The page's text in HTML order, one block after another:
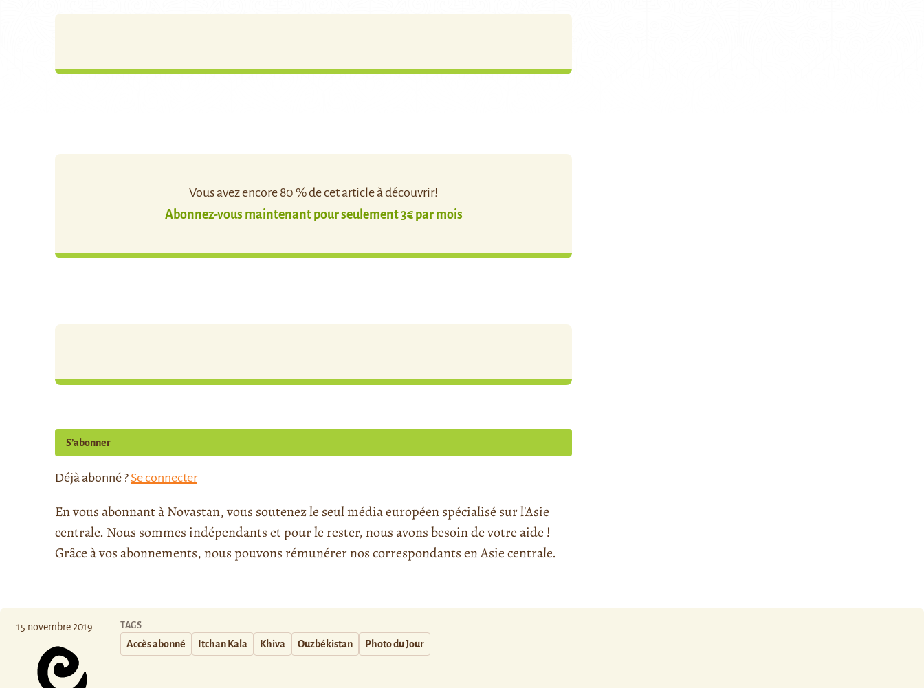
Vous avez encore 80 % de cet article à découvrir!
Abonnez-vous maintenant pour seulement 3€ par mois
S’abonner
Déjà abonné ? Se connecter
En vous abonnant à Novastan, vous soutenez le seul média européen spécialisé sur l'Asie
centrale. Nous sommes indépendants et pour le rester, nous avons besoin de votre aide !
Grâce à vos abonnements, nous pouvons rémunérer nos correspondants en Asie centrale.
15 novembre 2019 TAGS
Accès abonné Itchan Kala Khiva Ouzbékistan Photo du Jour